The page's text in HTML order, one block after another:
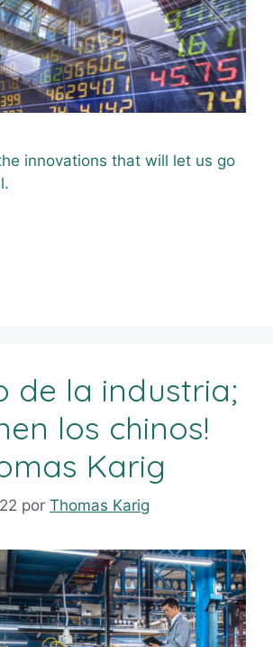
innovations that will let us go
de la industria;
los chinos!
Karig
por Thomas Karig